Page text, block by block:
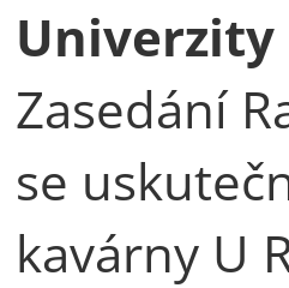
Univerzity
Zasedání
se
kavárny U